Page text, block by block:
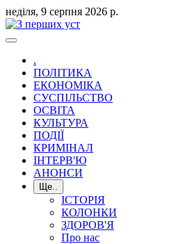
неділя, 9 серпня 2026 р.
.
ПОЛІТИКА
ЕКОНОМІКА
СУСПІЛЬСТВО
ОСВІТА
КУЛЬТУРА
ПОДІЇ
КРИМІНАЛ
ІНТЕРВ'Ю
АНОНСИ
Ще..
ІСТОРІЯ
КОЛОНКИ
ЗДОРОВ'Я
Про нас